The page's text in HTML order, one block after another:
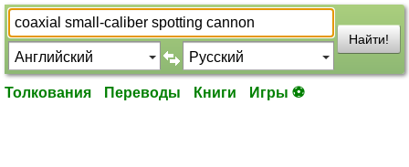
Найти!
Толкования Переводы Книги Игры ⚽